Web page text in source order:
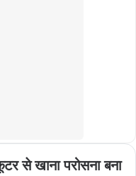
से खाना परोसना बना